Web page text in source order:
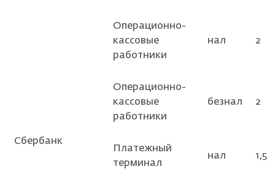
Сбербанк
Операционно-
кассовые
работники
нал 2
Операционно-
кассовые
работники
безнал 2
Платежный
терминал
нал 1,5